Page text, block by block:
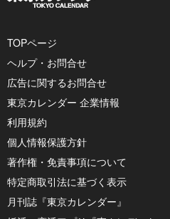
TOPページ
ヘルプ・お問合せ
広告に関するお問合せ
東京カレンダー 企業情報
利用規約
個人情報保護方針
著作権・免責事項について
特定商取引法に基づく表示
月刊誌『東京カレンダー』